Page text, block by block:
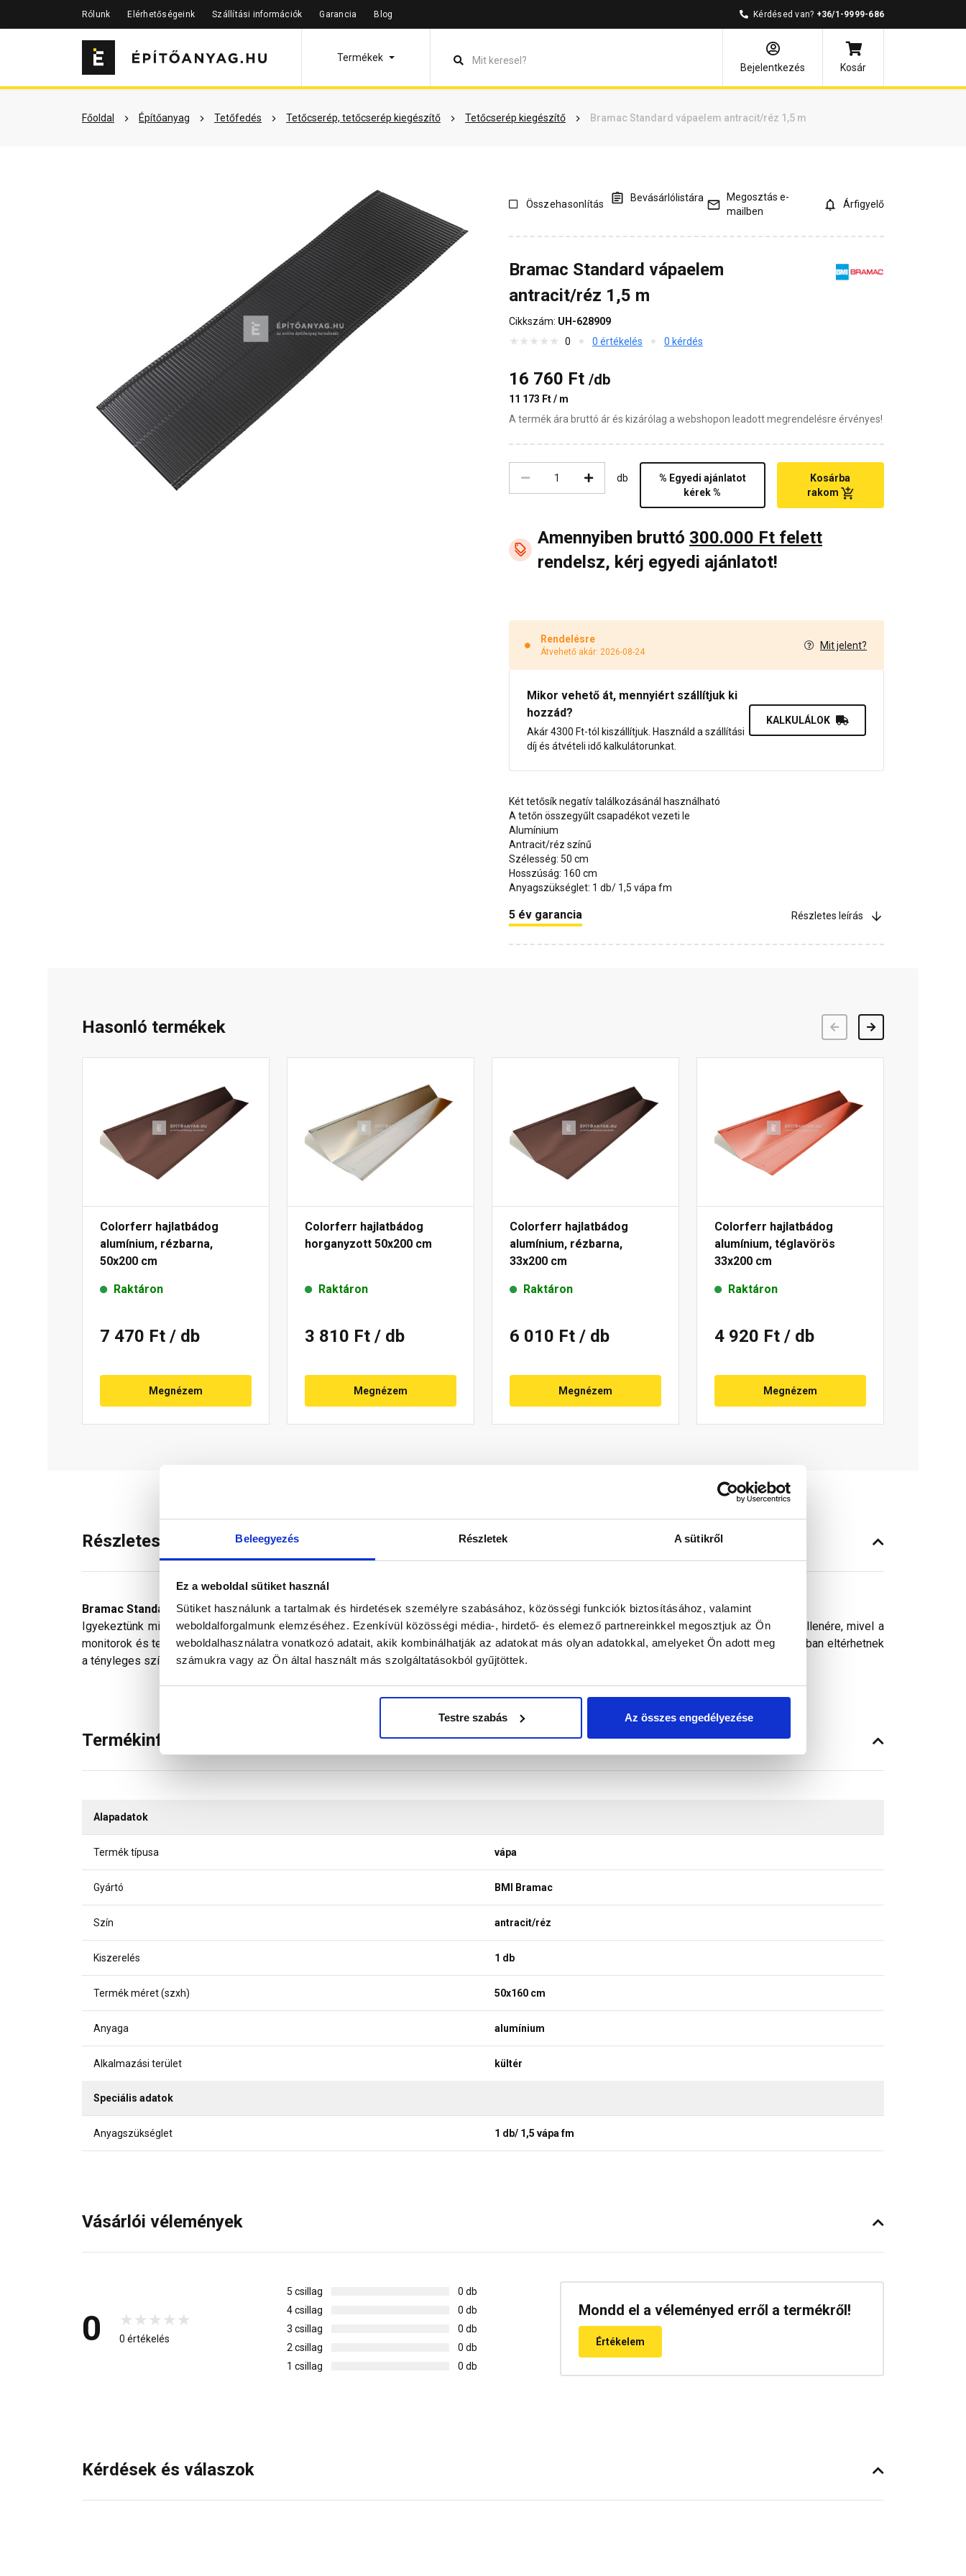
Beleegyezés Részletek A sütikről
Ez a weboldal sütiket használ
Sütiket használunk a tartalmak és hirdetések személyre szabásához, közösségi funkciók biztosításához, valamint
weboldalforgalmunk elemzéséhez. Ezenkívül közösségi média-, hirdető- és elemező partnereinkkel megosztjuk az Ön
weboldalhasználatra vonatkozó adatait, akik kombinálhatják az adatokat más olyan adatokkal, amelyeket Ön adott meg
számukra vagy az Ön által használt más szolgáltatásokból gyűjtöttek.
Testre szabás Az összes engedélyezése
Rólunk Elérhetőségeink Szállítási információk Garancia Blog Kérdésed van? +36/1-9999-686
Termékek
Bejelentkezés
Kosár
Főoldal Építőanyag Tetőfedés Tetőcserép, tetőcserép kiegészítő Tetőcserép kiegészítő Bramac Standard vápaelem antracit/réz 1,5 m
Szükséged lehet rá Részletes leírás Termékinformáció Vásárlói vélemények Kérdések és válaszok Kapcsolódó cikkek
Összehasonlítás
Bevásárlólistára
Megosztás e-
mailben
Árfigyelő
Bramac Standard vápaelem
antracit/réz 1,5 m
Cikkszám: UH-628909
0
0 értékelés 0 kérdés
16 760 Ft /db
11 173 Ft / m
A termék ára bruttó ár és kizárólag a webshopon leadott megrendelésre érvényes!
db
% Egyedi ajánlatot
kérek %
Kosárba
rakom
Amennyiben bruttó 300.000 Ft felett
rendelsz, kérj egyedi ajánlatot!
Rendelésre
Átvehető akár: 2026-08-24
Mit jelent?
Mikor vehető át, mennyiért szállítjuk ki
hozzád?
Akár 4300 Ft-tól kiszállítjuk. Használd a szállítási
díj és átvételi idő kalkulátorunkat.
KALKULÁLOK
Két tetősík negatív találkozásánál használható
A tetőn összegyűlt csapadékot vezeti le
Alumínium
Antracit/réz színű
Szélesség: 50 cm
Hosszúság: 160 cm
Anyagszükséglet: 1 db/ 1,5 vápa fm
5 év garancia Részletes leírás
Hasonló termékek
Colorferr hajlatbádog
alumínium, rézbarna,
50x200 cm
Raktáron
7 470 Ft / db
Megnézem
Colorferr hajlatbádog
horganyzott 50x200 cm
Raktáron
3 810 Ft / db
Megnézem
Colorferr hajlatbádog
alumínium, rézbarna,
33x200 cm
Raktáron
6 010 Ft / db
Megnézem
Colorferr hajlatbádog
alumínium, téglavörös
33x200 cm
Raktáron
4 920 Ft / db
Megnézem
Részletes leírás
Bramac Standard vápa, tetősíkok találkozásai negatív éleiben összefolyó csapadékvíz elvezetésére szolgáló elem.
Igyekeztünk minden technikailag lehetséges módon biztosítani a termékeink színének a lehető leginkább valósághű megjelenítését. Ennek ellenére, mivel a
monitorok és telefonok kijelzőin megjelenő színek a legtöbb esetben nem tükrözik 100%-ban a valóságot, a képeken látható színek árnyalataikban eltérhetnek
a tényleges színektől.
Termékinformáció
Alapadatok
Termék típusa vápa
Gyártó BMI Bramac
Szín antracit/réz
Kiszerelés 1 db
Termék méret (szxh) 50x160 cm
Anyaga alumínium
Alkalmazási terület kültér
Speciális adatok
Anyagszükséglet 1 db/ 1,5 vápa fm
Vásárlói vélemények
0 0 értékelés
5 csillag
0 db
4 csillag
0 db
3 csillag
0 db
2 csillag
0 db
1 csillag
0 db
Mondd el a véleményed erről a termékről!
Értékelem
Kérdések és válaszok